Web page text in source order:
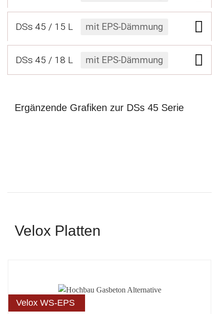
DSs 45 / 15 L mit EPS-Dämmung
DSs 45 / 18 L mit EPS-Dämmung
Ergänzende Grafiken zur DSs 45 Serie
Velox Platten
Velox WS-EPS